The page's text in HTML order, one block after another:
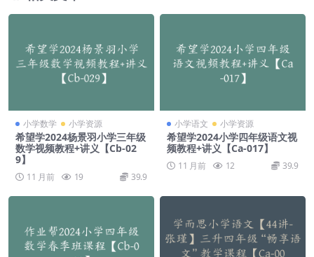
小学数学 小学资源
希望学2024杨景羽小学三年级
数学视频教程+讲义【Cb-02
9】
11 月前 19 39.9
小学语文 小学资源
希望学2024小学四年级语文视
频教程+讲义【Ca-017】
11 月前 12 39.9